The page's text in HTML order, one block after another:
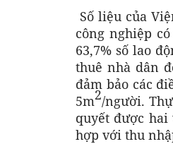
Số liệu của
công nghiệp
63,7% số lao
thuê nhà dân
đảm bảo các
5m2/người.
quyết được
hợp với thu